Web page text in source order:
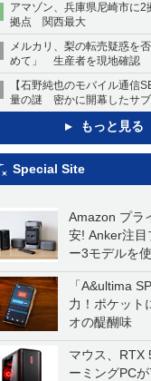
アマゾン、兵庫県尼崎市に2
拠点 関西最大
メルカリ、梨の転売疑惑を
めて」 生産者を現地確認
【石野純也のモバイル通信
量の謎 密かに開幕したサ
もっと見る
Special Site
Amazon プラ
安! Anker注目
ー3モデルを
「A&ultima
力！ポケット
オの醍醐味
マウス、RTX
ーミングPC